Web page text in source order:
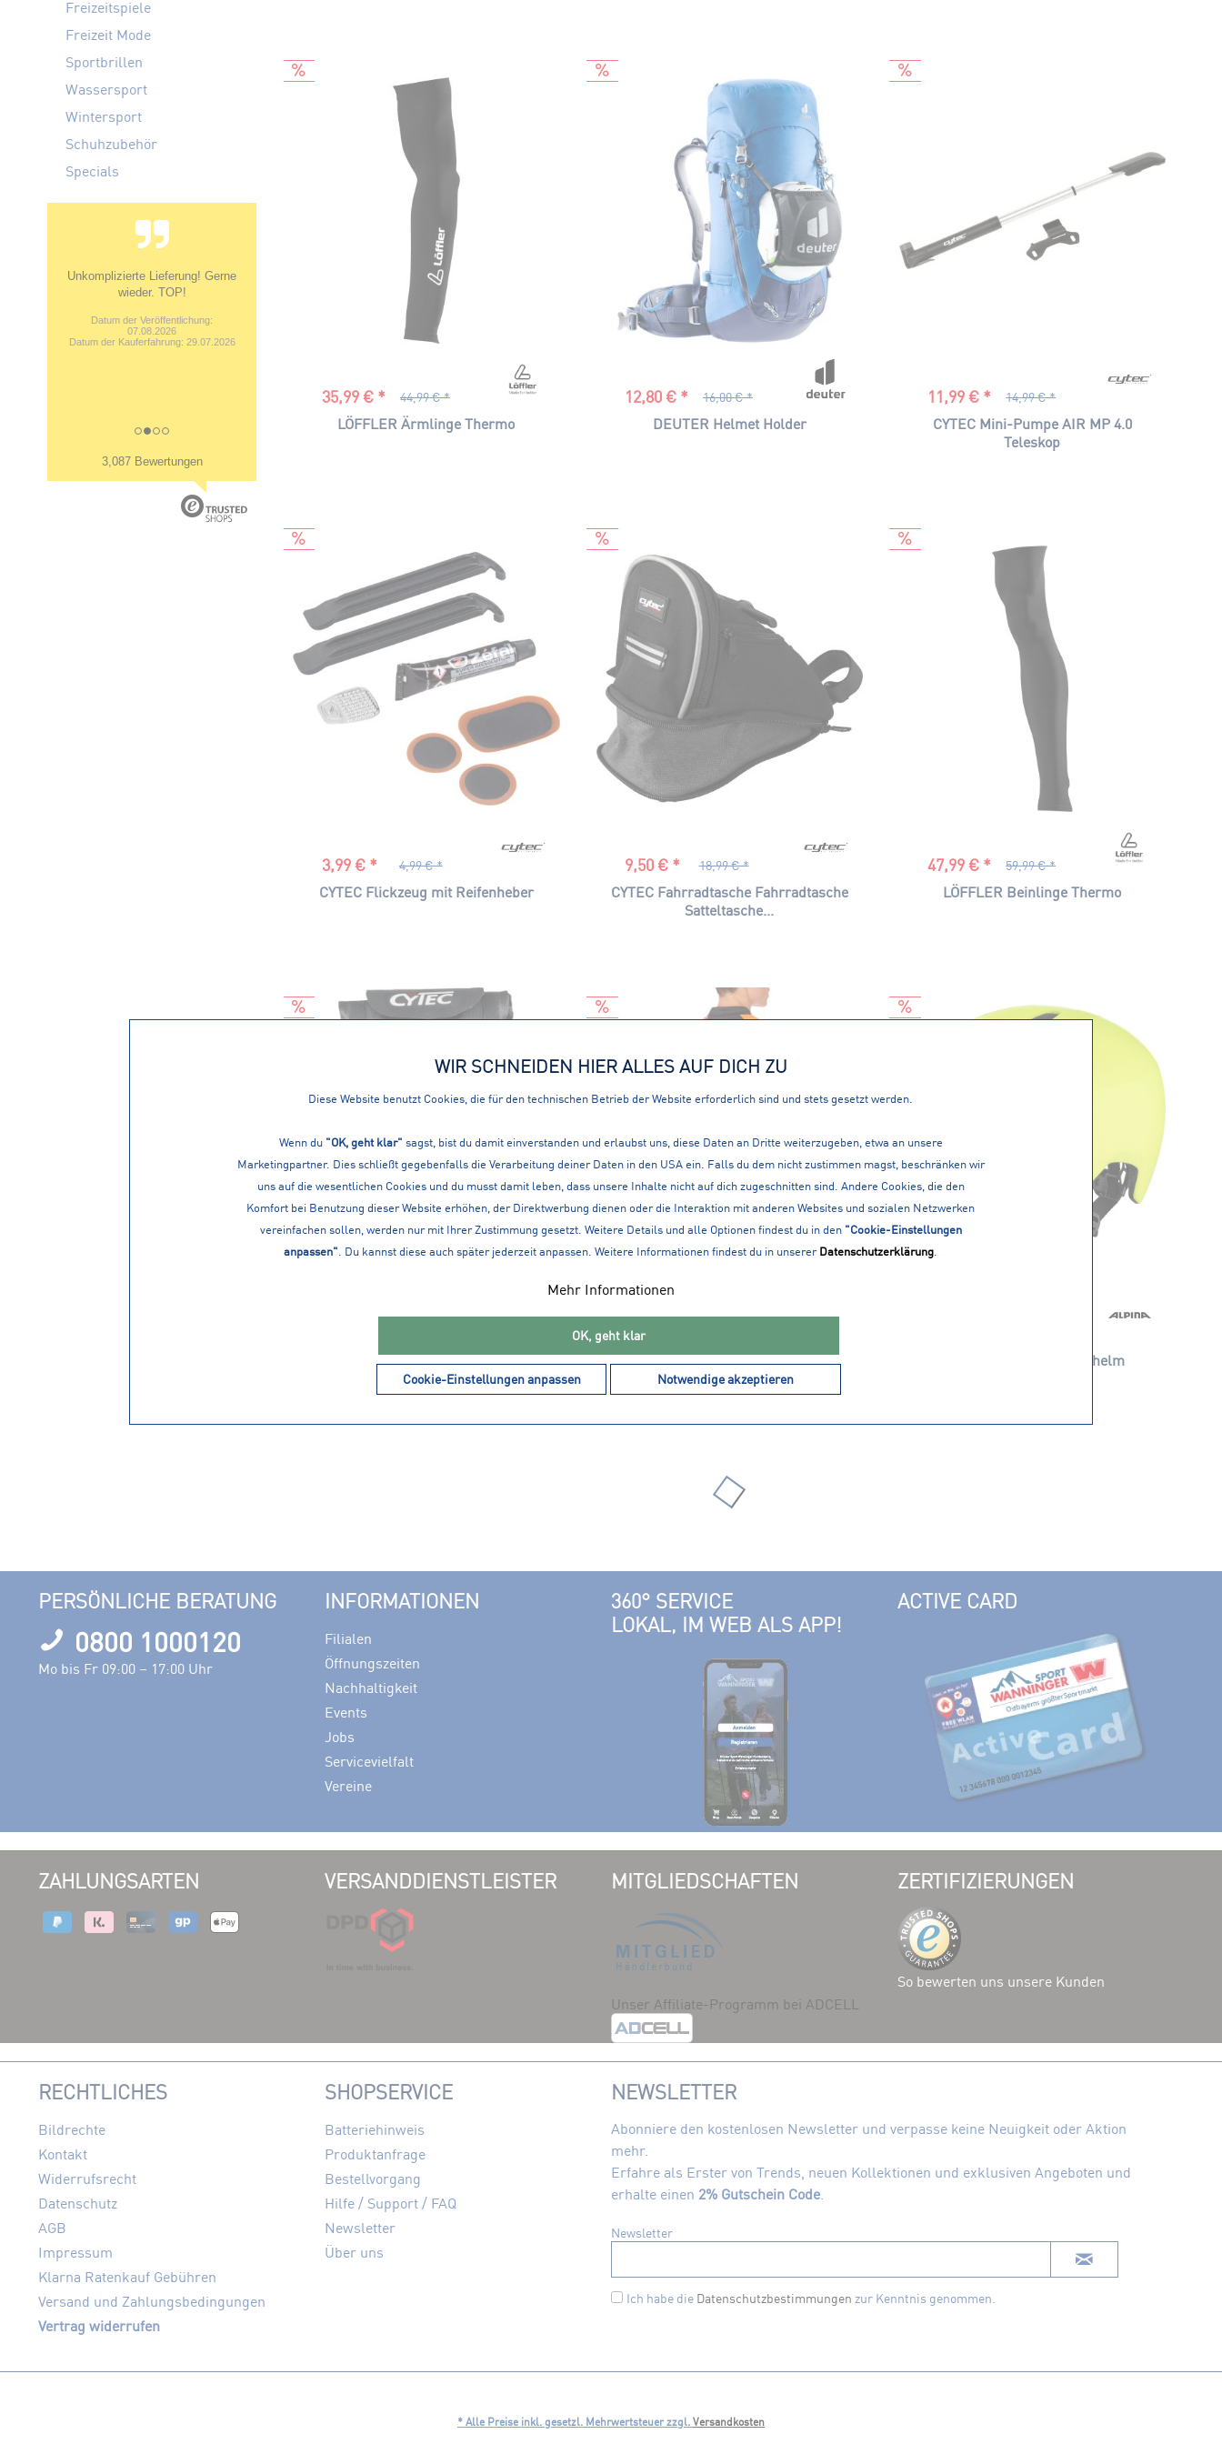
Freizeitspiele
Freizeit Mode
Sportbrillen
Wassersport
Wintersport
Schuhzubehör
Specials
Unkomplizierte Lieferung! Gerne
wieder. TOP!
Datum der Veröffentlichung:
07.08.2026
Datum der Kauferfahrung: 29.07.2026
3,087 Bewertungen
LÖFFLER Ärmlinge Thermo
44,99 € *
35,99 € *
DEUTER Helmet Holder
16,00 € *
12,80 € *
CYTEC Mini-Pumpe AIR MP 4.0
Teleskop
14,99 € *
11,99 € *
CYTEC Flickzeug mit Reifenheber
4,99 € *
3,99 € *
CYTEC Fahrradtasche Fahrradtasche
Satteltasche...
18,99 € *
9,50 € *
LÖFFLER Beinlinge Thermo
59,99 € *
47,99 € *
CYTEC Smartphonetasche NAKAMURA Armling Armwarmer
10,39 € *
ALPINA Kinder Fahrradhelm
PERSÖNLICHE BERATUNG
0800 1000120
Mo bis Fr 09:00 – 17:00 Uhr
INFORMATIONEN
Filialen
Öffnungszeiten
Nachhaltigkeit
Events
Jobs
Servicevielfalt
Vereine
360° SERVICE
LOKAL, IM WEB ALS APP!
ACTIVE CARD
ZAHLUNGSARTEN VERSANDDIENSTLEISTER MITGLIEDSCHAFTEN
Unser Affiliate-Programm bei ADCELL
ZERTIFIZIERUNGEN
So bewerten uns unsere Kunden
RECHTLICHES
Bildrechte
Kontakt
Widerrufsrecht
Datenschutz
AGB
Impressum
Klarna Ratenkauf Gebühren
Versand und Zahlungsbedingungen
Vertrag widerrufen
SHOPSERVICE
Batteriehinweis
Produktanfrage
Bestellvorgang
Hilfe / Support / FAQ
Newsletter
Über uns
NEWSLETTER
Abonniere den kostenlosen Newsletter und verpasse keine Neuigkeit oder Aktion
mehr.
Erfahre als Erster von Trends, neuen Kollektionen und exklusiven Angeboten und
erhalte einen 2% Gutschein Code
Newsletter
Ich habe die Datenschutzbestimmungen zur Kenntnis genommen.
* Alle Preise inkl. gesetzl. Mehrwertsteuer zzgl. Versandkosten
WIR SCHNEIDEN HIER ALLES AUF DICH ZU
Diese Website benutzt Cookies, die für den technischen Betrieb der Website erforderlich sind und stets gesetzt werden.
Wenn du "OK, geht klar" sagst, bist du damit einverstanden und erlaubst uns, diese Daten an Dritte weiterzugeben, etwa an unsere
Marketingpartner. Dies schließt gegebenfalls die Verarbeitung deiner Daten in den USA ein. Falls du dem nicht zustimmen magst, beschränken wir
uns auf die wesentlichen Cookies und du musst damit leben, dass unsere Inhalte nicht auf dich zugeschnitten sind. Andere Cookies, die den
Komfort bei Benutzung dieser Website erhöhen, der Direktwerbung dienen oder die Interaktion mit anderen Websites und sozialen Netzwerken
vereinfachen sollen, werden nur mit Ihrer Zustimmung gesetzt. Weitere Details und alle Optionen findest du in den "Cookie-Einstellungen
anpassen" . Du kannst diese auch später jederzeit anpassen. Weitere Informationen findest du in unsererDatenschutzerklärung
Mehr Informationen
OK, geht klar
Cookie-Einstellungen anpassen Notwendige akzeptieren